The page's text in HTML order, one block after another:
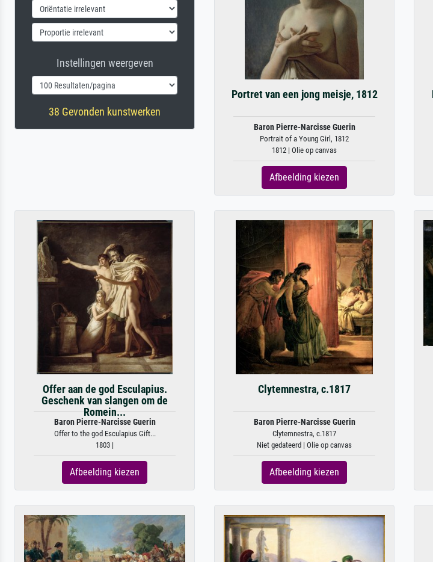
Instellingen weergeven
38 Gevonden kunstwerken
Portret van een jong meisje, 1812
Baron Pierre-Narcisse Guerin
Portrait of a Young Girl, 1812
1812 | Olie op canvas
Afbeelding kiezen
Offer aan de god Esculapius.
Geschenk van slangen om de
Romein...
Baron Pierre-Narcisse Guerin
Offer to the god Esculapius Gift...
1803 |
Afbeelding kiezen
Clytemnestra, c.1817
Baron Pierre-Narcisse Guerin
Clytemnestra, c.1817
Niet gedateerd | Olie op canvas
Afbeelding kiezen